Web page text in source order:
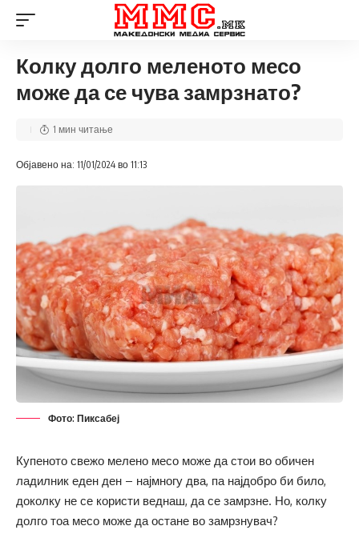
Колку долго меленото месо
може да се чува замрзнато?
Објавено на: 11/01/2024 во 11:13
1 мин читање
Фото: Пиксабеј
Купеното свежо мелено месо може да стои во обичен
ладилник еден ден – најмногу два, па најдобро би било,
доколку не се користи веднаш, да се замрзне. Но, колку
долго тоа месо може да остане во замрзнувач?